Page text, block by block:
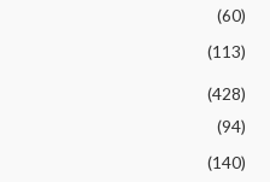
(60)
(113)
(428)
(94)
(140)